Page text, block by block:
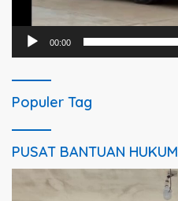
00:00
Populer Tag
PUSAT BANTUAN HUKUM